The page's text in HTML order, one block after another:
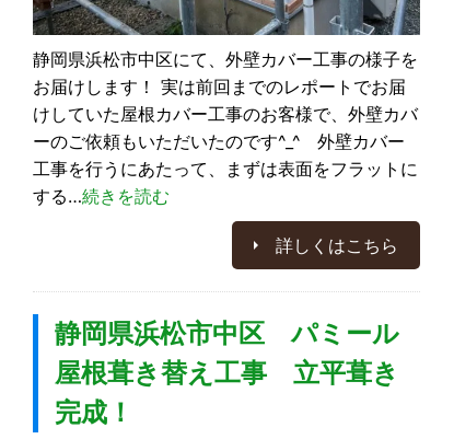
静岡県浜松市中区にて、外壁カバー工事の様子を
お届けします！ 実は前回までのレポートでお届
けしていた屋根カバー工事のお客様で、外壁カバ
ーのご依頼もいただいたのです^_^ 外壁カバー
工事を行うにあたって、まずは表面をフラットに
する…続きを読む
詳しくはこちら
静岡県浜松市中区 パミール
屋根葺き替え工事 立平葺き
完成！